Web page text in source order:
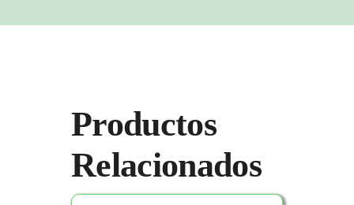
Productos
Relacionados